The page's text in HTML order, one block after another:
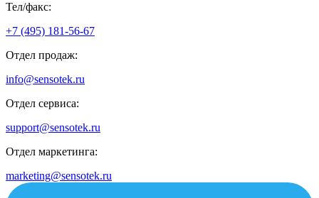
Тел/факс:
+7 (495) 181-56-67
Отдел продаж:
info@sensotek.ru
Отдел сервиса:
support@sensotek.ru
Отдел маркетинга:
marketing@sensotek.ru